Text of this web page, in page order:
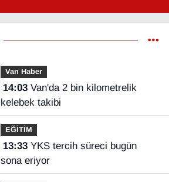
Van Haber
14:03Van'da 2 bin kilometrelik
kelebek takibi
EĞİTİM
13:33YKS tercih süreci bugün
sona eriyor